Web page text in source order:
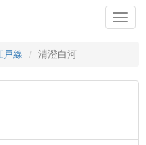
戸線 清澄白河